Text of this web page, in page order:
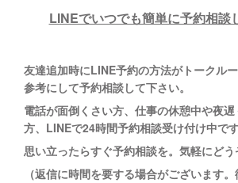
LINEでいつでも簡単に予約相談
友達追加時にLINE予約の方法がトークル
参考にして予約相談して下さい。
電話が面倒くさい方、仕事の休憩中や夜
方、LINEで24時間予約相談受け付け中です
思い立ったらすぐ予約相談を。 気軽にどう
（返信に時間を要する場合がございます。